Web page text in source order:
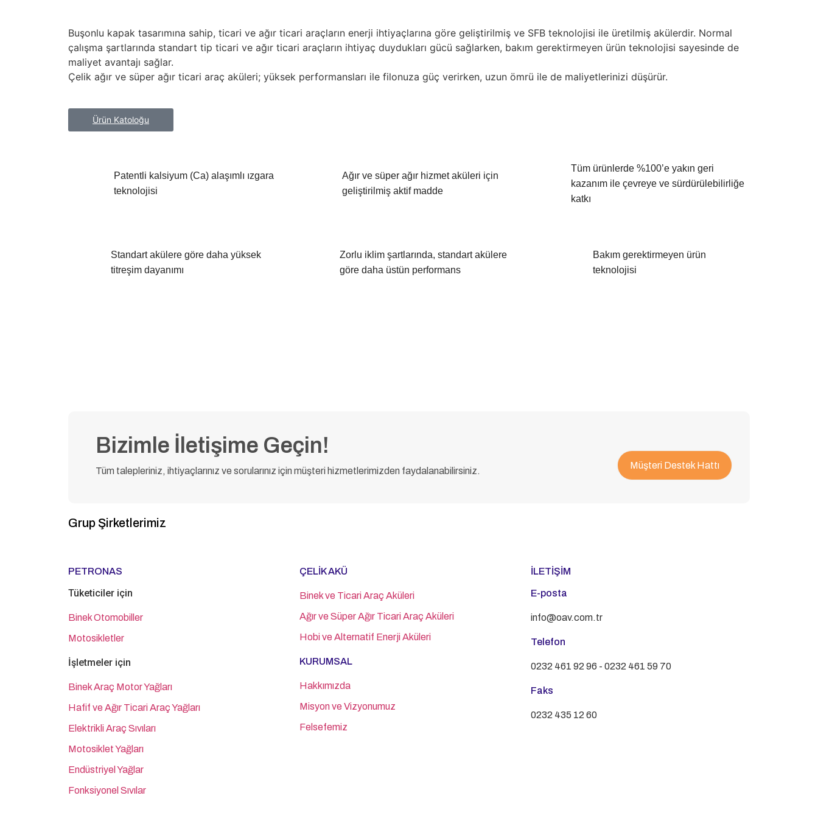
Buşonlu kapak tasarımına sahip, ticari ve ağır ticari araçların enerji ihtiyaçlarına göre geliştirilmiş ve SFB teknolojisi ile üretilmiş akülerdir. Normal
çalışma şartlarında standart tip ticari ve ağır ticari araçların ihtiyaç duydukları gücü sağlarken, bakım gerektirmeyen ürün teknolojisi sayesinde de
maliyet avantajı sağlar.
Çelik ağır ve süper ağır ticari araç aküleri; yüksek performansları ile filonuza güç verirken, uzun ömrü ile de maliyetlerinizi düşürür.
Ürün Katoloğu
Patentli kalsiyum (Ca) alaşımlı ızgara
teknolojisi
Ağır ve süper ağır hizmet aküleri için
geliştirilmiş aktif madde
Tüm ürünlerde %100’e yakın geri
kazanım ile çevreye ve sürdürülebilirliğe
katkı
Standart akülere göre daha yüksek
titreşim dayanımı
Zorlu iklim şartlarında, standart akülere
göre daha üstün performans
Bakım gerektirmeyen ürün
teknolojisi
Bizimle İletişime Geçin!
Tüm talepleriniz, ihtiyaçlarınız ve sorularınız için müşteri hizmetlerimizden faydalanabilirsiniz.
Müşteri Destek Hattı
Grup Şirketlerimiz
PETRONAS
Tüketiciler için
Binek Otomobiller
Motosikletler
İşletmeler için
Binek Araç Motor Yağları
Hafif ve Ağır Ticari Araç Yağları
Elektrikli Araç Sıvıları
Motosiklet Yağları
Endüstriyel Yağlar
Fonksiyonel Sıvılar
ÇELİK AKÜ
Binek ve Ticari Araç Aküleri
Ağır ve Süper Ağır Ticari Araç Aküleri
Hobi ve Alternatif Enerji Aküleri
KURUMSAL
Hakkımızda
Misyon ve Vizyonumuz
Felsefemiz
İLETİŞİM
E-posta
info@oav.com.tr
Telefon
0232 461 92 96 - 0232 461 59 70
Faks
0232 435 12 60